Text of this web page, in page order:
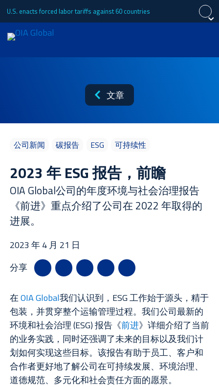
U.S. enacts forced labor tariffs against 60 countries
Tiếng Việt
文章
公司新闻 碳报告 ESG 可持续性
2023 年 ESG 报告，前瞻
OIA Global公司的年度环境与社会治理报告
《前进》重点介绍了公司在 2022 年取得的
进展。
2023 年 4 月 21 日
分享
在OIA Global我们认识到，ESG 工作始于源头，精于
包装，并贯穿整个运输管理过程。我们公司最新的
环境和社会治理 (ESG) 报告《前进》详细介绍了当前
的业务实践，同时还强调了未来的目标以及我们计
划如何实现这些目标。该报告有助于员工、客户和
合作者更好地了解公司在可持续发展、环境治理、
道德规范、多元化和社会责任方面的愿景。
申请报价
服务
工业
新闻
案例研究
资源库